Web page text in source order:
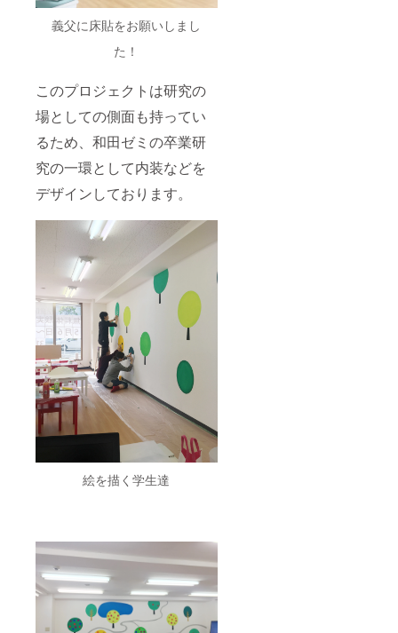
義父に床貼をお願いしまし
た！
このプロジェクトは研究の
場としての側面も持ってい
るため、和田ゼミの卒業研
究の一環として内装などを
デザインしております。
絵を描く学生達